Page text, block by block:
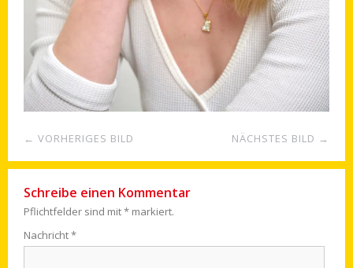
← VORHERIGES BILD NÄCHSTES BILD →
Schreibe einen Kommentar
Pflichtfelder sind mit* markiert.
Nachricht*